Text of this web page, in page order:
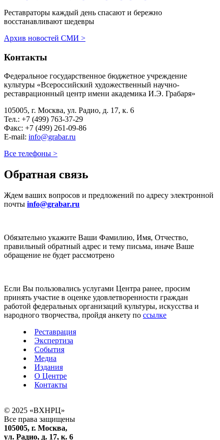
Реставраторы каждый день спасают и бережно
восстанавливают шедевры
Архив новостей СМИ >
Контакты
Федеральное государственное бюджетное учреждение
культуры «Всероссийский художественный научно-
реставрационный центр имени академика И.Э. Грабаря»
105005, г. Москва, ул. Радио, д. 17, к. 6
Тел.: +7 (499) 763-37-29
Факс: +7 (499) 261-09-86
E-mail: info@grabar.ru
Все телефоны >
Обратная связь
Ждем ваших вопросов и предложений по адресу электронной
почты info@grabar.ru
Обязательно укажите Ваши Фамилию, Имя, Отчество,
правильный обратный адрес и тему письма, иначе Ваше
обращение не будет рассмотрено
Если Вы пользовались услугами Центра ранее, просим
принять участие в оценке удовлетворенности граждан
работой федеральных организаций культуры, искусства и
народного творчества, пройдя анкету по ссылке
Реставрация
Экспертиза
События
Медиа
Издания
О Центре
Контакты
© 2025 «ВХНРЦ»
Все права защищены
105005, г. Москва,
ул. Радио, д. 17, к. 6